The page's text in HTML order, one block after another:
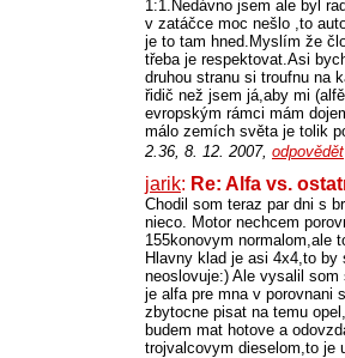
1:1.Nedávno jsem ale byl
v zatáčce moc nešlo ,to
je to tam hned.Myslím že
třeba je respektovat.Asi
druhou stranu si troufnu na
řidič než jsem já,aby mi
evropským rámci mám
málo zemích světa je tolik
2.36, 8. 12. 2007, odpovědět
jarik: Re: Alfa vs.
Chodil som teraz par dni s
nieco. Motor nechcem
155konovym normalom,ale
Hlavny klad je asi 4x4,to
neoslovuje:) Ale vysalil
je alfa pre mna v porovnani
zbytocne pisat na temu
budem mat hotove a
trojvalcovym dieselom,to je